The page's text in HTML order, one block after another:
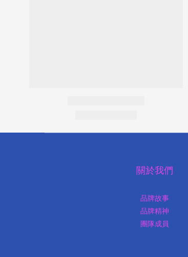
關於我們
品牌故事
品牌精神
團隊成員